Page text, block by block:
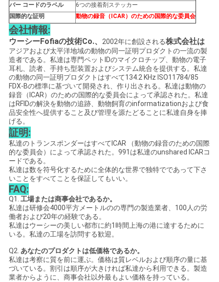
用
を
要
求
し
な
さ
い
地
図
PRIVACY
POLICY
バー コードのラベル
6つの接着剤ステッカー
国際的な証明
動物の録音（ICAR）のための国際的な委員会
会社情報:
ウーシーFofiaの技術Co.、 2002年に創設される株式会社は
アジアおよび太平洋地域の動物の同一証明プロダクトの一流の製
造者である。私達は専門ペットIDのマイクロチップ、動物の電子
耳札、読者、手持ち型装置およびシステム統合を提供する。私達
の動物の同一証明プロダクトはすべて134.2 KHz ISO11784/85
FDX-Bの標準に基づいて開発され、作り出される。私達は動物の
録音（ICAR）のための国際的な委員会によって承認された。私達
はRFIDの解決を動物の追跡、動物飼育のinformatizationおよび食
品安全性へ提供すること及び管理を源たどることに私達自身を捧
げる。
証明:
私達のトランスポンダーはすべてICAR （動物の録音のための国際
的な委員会）によって承認された。991は私達のunshared ICARコ
ードである。
私達は数を符号化するために全体的な世界で独特でであって下さ
いことをすべてことを保証してもいい。
FAQ:
Q1. 工場または商事会社であるか。
私達は研修会4000平方メートルのの専門の製造業者、100人の労
働者および20年の経験である。
私達はウーシーの美しい都市に約1時間上海の港に達するために
いる。私達の工場を訪問する歓迎。
Q2. あなたのプロダクトは低価格であるか。
私達は考察に質を前に運ぶ。価格は質レベルおよび順序の量に基
づいている。割引は順序が大きければ私達から利用できる。製造
業者からように、商事会社以外最もよい価格を持っている。